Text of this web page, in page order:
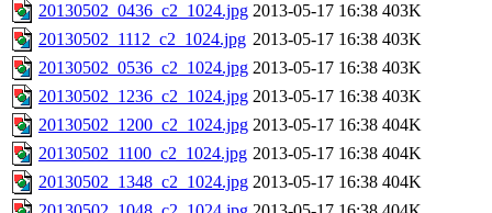
20130502_0436_c2_1024.jpg 2013-05-17 16:38 403K
20130502_1112_c2_1024.jpg 2013-05-17 16:38 403K
20130502_0536_c2_1024.jpg 2013-05-17 16:38 403K
20130502_1236_c2_1024.jpg 2013-05-17 16:38 403K
20130502_1200_c2_1024.jpg 2013-05-17 16:38 404K
20130502_1100_c2_1024.jpg 2013-05-17 16:38 404K
20130502_1348_c2_1024.jpg 2013-05-17 16:38 404K